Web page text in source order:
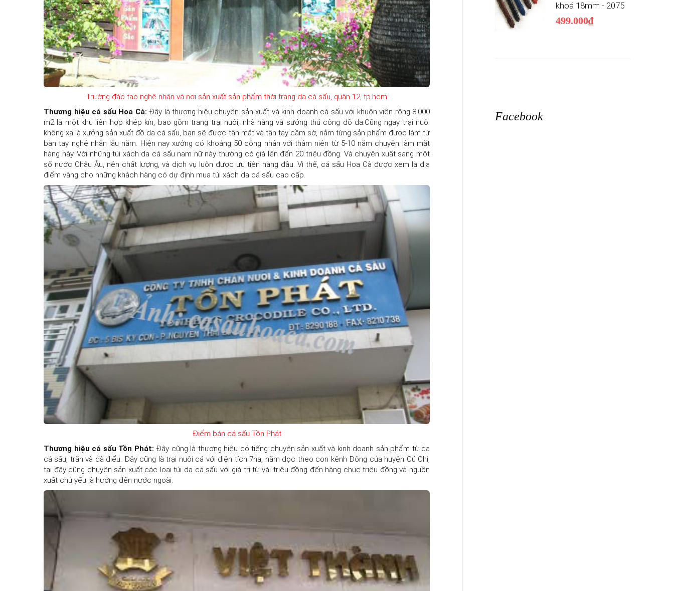
Trường đào tạo nghệ nhân và nơi sản xuất sản phẩm thời trang da cá sấu, quận 12, tp.hcm
Thương hiệu cá sấu Hoa Cà: Đây là thương hiệu chuyên sản xuất và kinh doanh cá sấu với khuôn viên rộng 8.000
m2 là một khu liên hợp khép kín, bao gồm trang trại nuôi, nhà hàng và sưởng thủ công đồ da.Cũng ngay trại nuôi
không xa là xưởng sản xuất đồ da cá sấu, bạn sẽ được tận mắt và tận tay cầm sờ, nắm từng sản phẩm được làm từ
bàn tay nghệ nhân lâu năm. Hiện nay xưởng có khoảng 50 công nhân với thâm niên từ 5-10 năm chuyên làm mặt
hàng này. Với những túi xách da cá sấu nam nữ này thường có giá lên đến 20 triệu đồng. Và chuyên xuất sang một
số nước Châu Âu, nên chất lượng, và dịch vụ luôn được ưu tiên hàng đầu. Vì thế, cá sấu Hoa Cà được xem là địa
điểm vàng cho những khách hàng có dự định mua túi xách da cá sấu cao cấp.
Điểm bán cá sấu Tồn Phát
Thương hiệu cá sấu Tồn Phát: Đây cũng là thương hiệu có tiếng chuyên sản xuất và kinh doanh sản phẩm từ da
cá sấu, trăn và đà điểu. Đây cũng là trại nuôi cá với diện tích 7ha, nằm dọc theo con kênh Đông của huyện Củ Chi,
tại đây cũng chuyên sản xuất các loại túi da cá sấu với giá trị từ vài triêu đồng đến hàng chục triệu đồng và nguồn
xuất chủ yếu là hướng đến nước ngoài.
khoá 18mm - 2075
499.000₫
Facebook